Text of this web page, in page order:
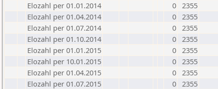
Elozahl per 01.01.2014
0 2355
Elozahl per 01.04.2014
0 2355
Elozahl per 01.07.2014
0 2355
Elozahl per 01.10.2014
0 2355
Elozahl per 01.01.2015
0 2355
Elozahl per 10.01.2015
0 2355
Elozahl per 01.04.2015
0 2355
Elozahl per 01.07.2015
0 2355